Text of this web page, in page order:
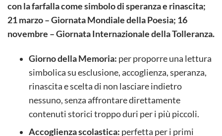
con la farfalla come simbolo di speranza e rinascita;
21 marzo – Giornata Mondiale della Poesia; 16
novembre – Giornata Internazionale della Tolleranza.
Giorno della Memoria: per proporre una lettura
simbolica su esclusione, accoglienza, speranza,
rinascita e scelta di non lasciare indietro
nessuno, senza affrontare direttamente
contenuti storici troppo duri per i più piccoli.
Accoglienza scolastica: perfetta per i primi